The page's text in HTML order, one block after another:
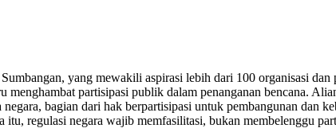
yang mewakili aspirasi lebih dari 100 organisasi
partisipasi publik dalam penanganan bencana.
bagian dari hak berpartisipasi untuk pembangunan dan
regulasi negara wajib memfasilitasi, bukan membelenggu